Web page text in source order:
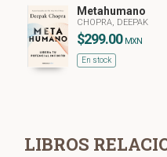
Metahumano
CHOPRA, DEEPAK
$299.00 MXN
En stock
LIBROS